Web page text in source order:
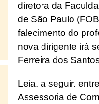
diretora da
de São Paulo
falecimento do
nova dirigente irá
Ferreira dos
Leia, a seguir,
Assessoria de